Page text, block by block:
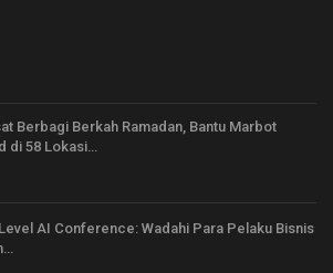
Berbagi Berkah Ramadan, Bantu Marbot
di 58 Lokasi…
AI Conference: Wadahi Para Pelaku Bisnis